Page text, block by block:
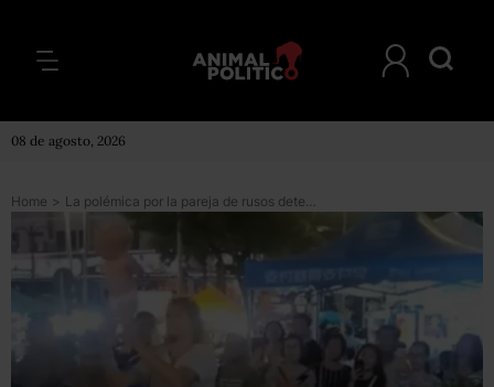
08 de agosto, 2026
Home > La polémica por la pareja de rusos detenida en Malasia por balancear y lanzar al aire a su bebé como parte de un “espectáculo callejero”